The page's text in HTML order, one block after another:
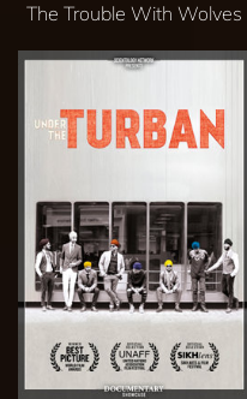
The Trouble With Wolves